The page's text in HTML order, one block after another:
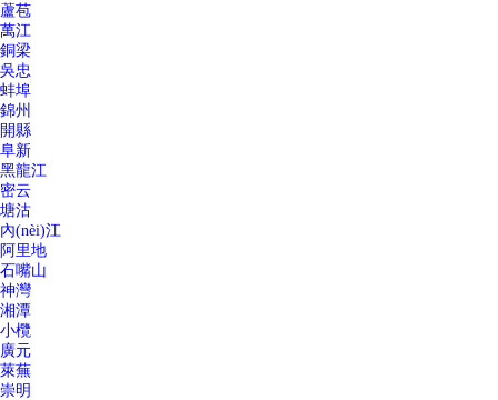
蘆苞
萬江
銅梁
吳忠
蚌埠
錦州
開縣
阜新
黑龍江
密云
塘沽
內(nèi)江
阿里地
石嘴山
神灣
湘潭
小欖
廣元
萊蕪
崇明